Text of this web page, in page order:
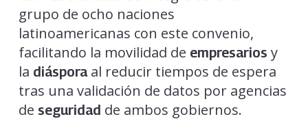
grupo de ocho naciones
latinoamericanas con este convenio,
facilitando la movilidad de empresarios y
la diásporaal reducir tiempos de espera
tras una validación de datos por agencias
de seguridad de ambos gobiernos.